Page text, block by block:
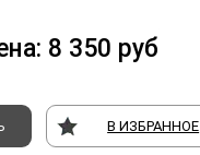
8 350 руб
В ИЗБРАННОЕ